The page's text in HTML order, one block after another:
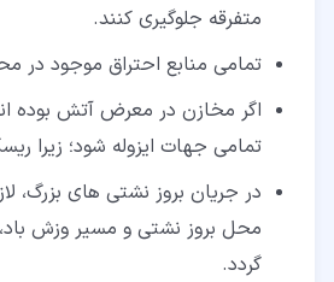
متفرقه جلوگیری کنند.
تمامی منابع احتراق موجود در
اگر مخازن در معرض آتش بوده‌
تمامی جهات ایزوله شود؛ زیرا
در جریان بروز نشتی ‌های بزرگ،
محل بروز نشتی و مسیر وزش باد،
گردد.